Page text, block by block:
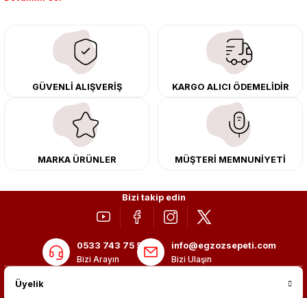
çıkma orijinal ürünler ile yenileyebilir, body kit uygulamalarıyla aracınızın
tasarımını ve aerodinamisini üst seviyeye taşıyabilirsiniz.
Tüm ürünlerimiz orijinal, dayanıklı ve uzun ömürlüdür. İstanbul’daki montaj
merkezimizde profesyonel montaj yapıyor, Türkiye’nin her yerine güvenli
kargo ile teslimat gerçekleştiriyoruz. Aracınıza değer katmak için doğru
adres: Egzoz Sepeti.
GÜVENLİ ALIŞVERİŞ KARGO ALICI ÖDEMELİDİR
MARKA ÜRÜNLER MÜŞTERİ MEMNUNİYETİ
Bizi takip edin
0533 743 75 56
Bizi Arayın
info@egzozsepeti.com
Bizi Ulaşın
Üyelik